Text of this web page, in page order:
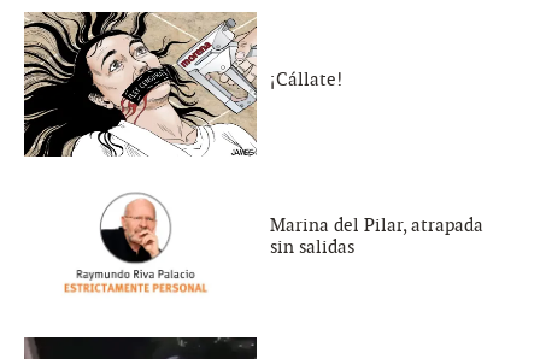
¡Cállate!
Marina del Pilar, atrapada
sin salidas